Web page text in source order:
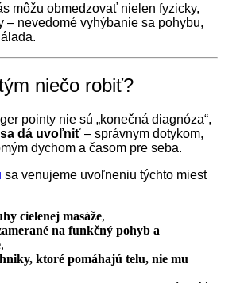
môžu obmedzovať nielen fyzicky,
– nevedomé vyhýbanie sa pohybu,
niečo robiť?
pointy nie sú „konečná diagnóza“,
dá uvoľniť – správnym dotykom,
dychom a časom pre seba.
sa venujeme uvoľneniu týchto miest
cielenej masáže,
na funkčný pohyb a
,
ktoré pomáhajú telu, nie mu